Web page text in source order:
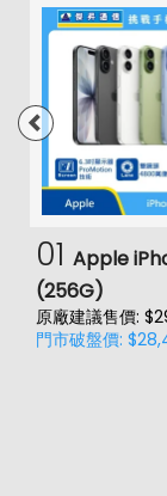
01 Apple
(256G)
原廠建議售價:
門市破盤價: